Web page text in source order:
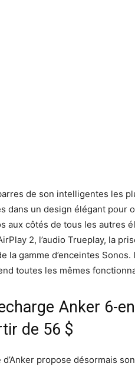
de son intelligentes les
dans un design élégant pour
aux côtés de tous les autres
2, l’audio Trueplay, la
la gamme d’enceintes Sonos.
toutes les mêmes
Anker 6-
de 56 $
propose désormais son